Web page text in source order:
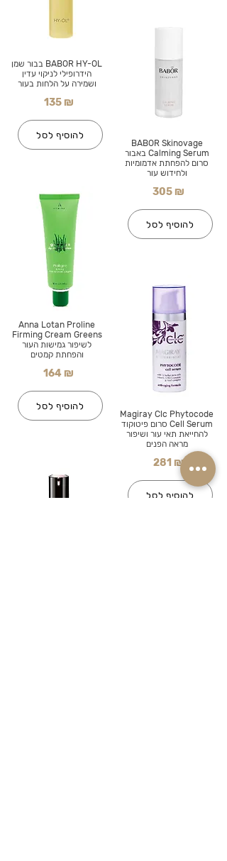
BABOR HY-OL בבור שמן
הידרופילי לניקוי עדין
ושמירה על הלחות בעור
135 ₪
להוסיף לסל
Anna Lotan Proline
Firming Cream Greens
לשיפור גמישות העור
והפחתת קמטים
164 ₪
להוסיף לסל
BABOR Skinovage
Calming Serum באבור
סרום להפחתת אדמומיות
ולחידוש עור
305 ₪
להוסיף לסל
Magiray Clc Phytocode
Cell Serum סרום פיטוקוד
להחייאת תאי עור ושיפור
מראה הפנים
281 ₪
להוסיף לסל